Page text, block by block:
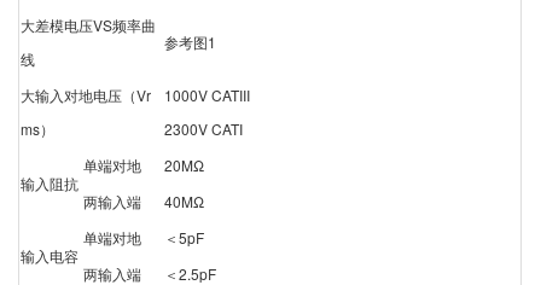
大差模电压VS频率曲
线
参考图1
大输入对地电压（Vr
ms）
1000V CATIII
2300V CATI
输入阻抗
单端对地
20MΩ
两输入端
40MΩ
输入电容
单端对地
＜5pF
两输入端
＜2.5pF